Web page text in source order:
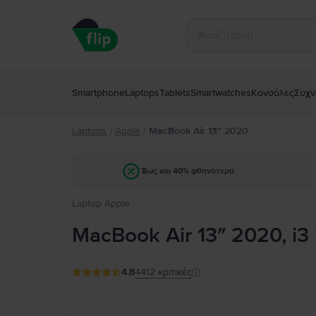
SmartphoneLaptopsTabletsSmartwatchesΚονσόλες
Laptops / Apple / MacBook Air 13″ 2020
Έως και 40% φθηνότερα
Laptop Apple
MacBook Air 13″ 2020, i3
4.84412 κριτικές